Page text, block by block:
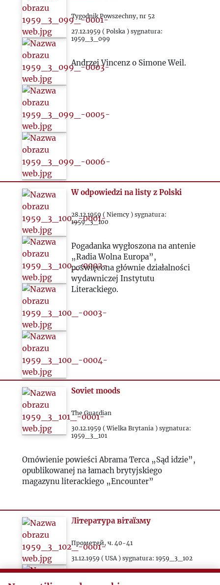
1984
1989
1991
1992
2021
2023
2024
Tygodnik Powszechny, nr 52
27.12.1959 ( Polska ) sygnatura:
1959_3_099
Andrzej Vincenz o Simone Weil.
W odpowiedzi na listy z Polski
28.12.1959 ( Niemcy ) sygnatura:
1959_3_100
Pogadanka wygłoszona na antenie
„Radia Wolna Europa”,
poświęcona głównie działalności
wydawniczej Instytutu
Literackiego.
Soviet moods
The Guardian
30.12.1959 ( Wielka Brytania ) sygnatura:
1959_3_101
Omówienie powieści Abrama Terca „Sąd idzie”,
opublikowanej na łamach brytyjskiego
magazynu literackiego „Encounter”
Література вітаїзму
Прометей, ч. 40-41
31.12.1959 ( USA ) sygnatura: 1959_3_102
Sprawozdanie z literackiego